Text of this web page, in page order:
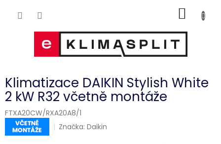
KOŠÍK
Klimatizace DAIKIN Stylish White
2 kW R32 včetně montáže
FTXA20CW/RXA20A8/1
Značka:Daikin